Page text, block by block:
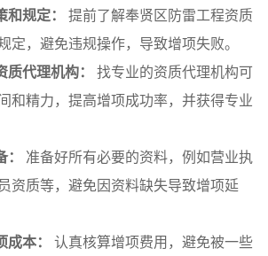
和规定：
提前了解奉贤区防雷工程资质
定，避免违规操作，导致增项失败。
质代理机构：
找专业的资质代理机构可
和精力，提高增项成功率，并获得专业
准备好所有必要的资料，例如营业执
资质等，避免因资料缺失导致增项延
本：
认真核算增项费用，避免被一些